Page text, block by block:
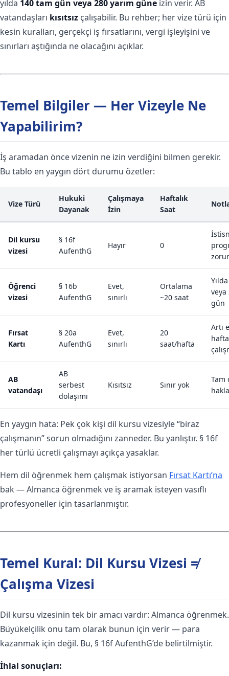
yılda 140 tam gün veya 280 yarım güne izin verir. AB
vatandaşları kısıtsız çalışabilir. Bu rehber; her vize türü için
kesin kuralları, gerçekçi iş fırsatlarını, vergi işleyişini ve
sınırları aştığında ne olacağını açıklar.
Temel Bilgiler — Her Vizeyle Ne
Yapabilirim?
İş aramadan önce vizenin ne izin verdiğini bilmen gerekir.
Bu tablo en yaygın dört durumu özetler:
Vize Türü
Hukuki
Dayanak
Çalışmaya
İzin
Haftalık
Saat
Dil kursu
vizesi
§ 16f
AufenthG
Hayır 0
Öğrenci
vizesi
§ 16b
AufenthG
Evet,
sınırlı
Ortalama
~20 saat
veya
gün
Fırsat
Kartı
§ 20a
AufenthG
Evet,
sınırlı
20
saat/hafta
Artı
AB
vatandaşı
AB
serbest
dolaşımı
Kısıtsız Sınır yok
Tam
En yaygın hata: Pek çok kişi dil kursu vizesiyle “biraz
çalışmanın” sorun olmadığını zanneder. Bu yanlıştır. § 16f
her türlü ücretli çalışmayı açıkça yasaklar.
Hem dil öğrenmek hem çalışmak istiyorsan Fırsat Kartı’na
bak — Almanca öğrenmek ve iş aramak isteyen vasıflı
profesyoneller için tasarlanmıştır.
Temel Kural: Dil Kursu Vizesi ≠
Çalışma Vizesi
Dil kursu vizesinin tek bir amacı vardır: Almanca öğrenmek.
Büyükelçilik onu tam olarak bunun için verir — para
kazanmak için değil. Bu, § 16f AufenthG’de belirtilmiştir.
İhlal sonuçları: